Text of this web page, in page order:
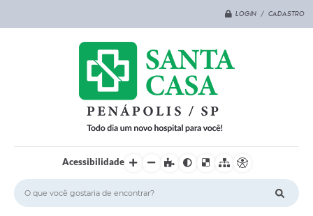
LOGIN / CADASTRO
Acessibilidade